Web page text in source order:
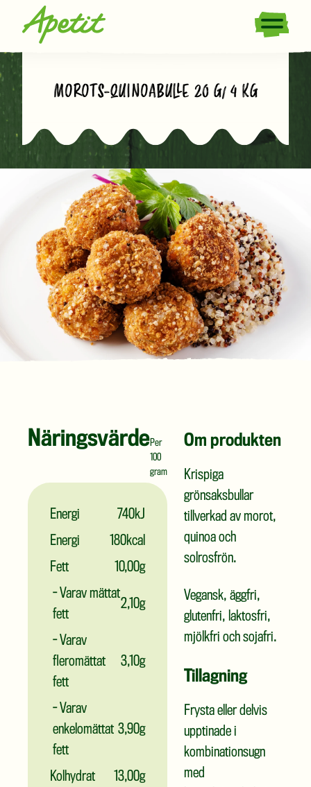
MOROTS-QUINOABULLE 20 G/ 4 KG
Om produkten
Krispiga
grönsaksbullar
tillverkad av morot,
quinoa och
solrosfrön.
Vegansk, äggfri,
glutenfri, laktosfri,
mjölkfri och sojafri.
Tillagning
Frysta eller delvis
upptinade i
kombinationsugn
med
NäringsvärdePer
100
gram
Energi
740kJ
Energi
180kcal
Fett
10,00g
- Varav mättat
fett
2,10g
- Varav
fleromättat
fett
3,10g
- Varav
enkelomättat
fett
3,90g
Kolhydrat
13,00g